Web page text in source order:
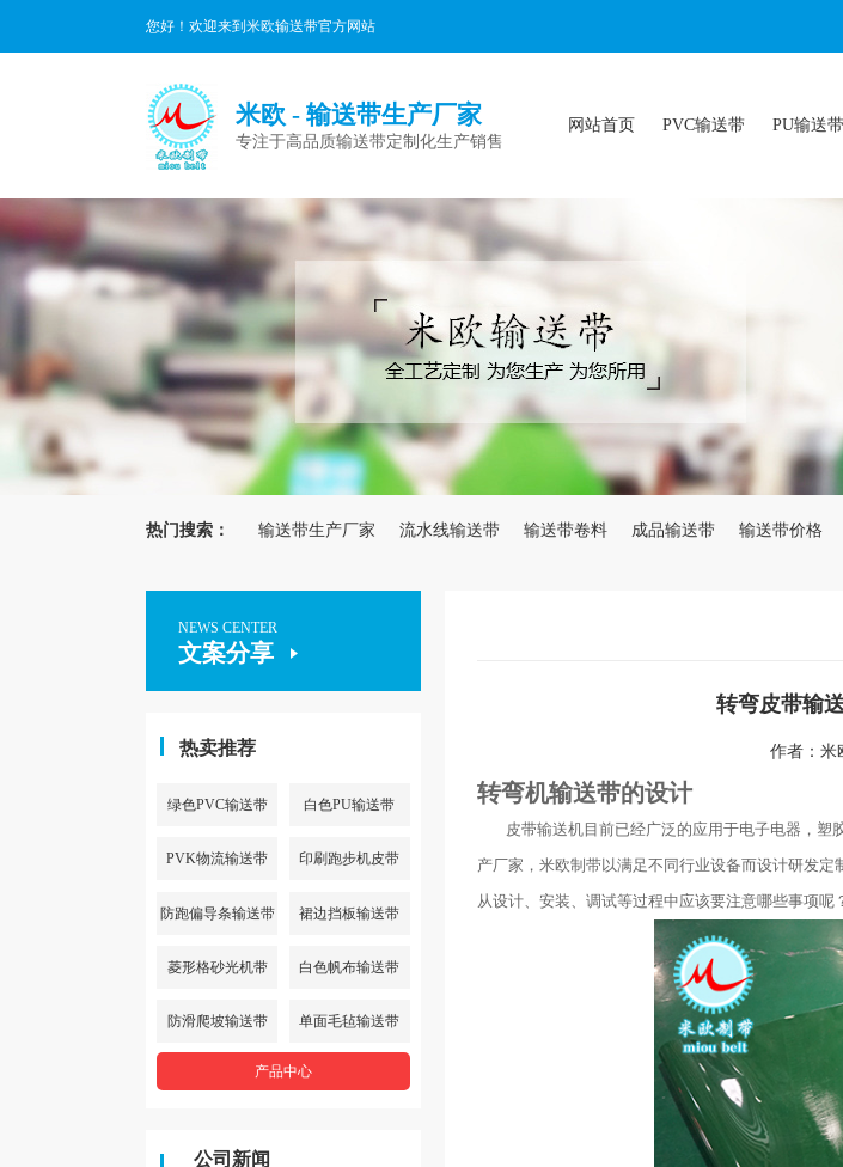
您好！欢迎来到米欧输送带官方网站
米欧 - 输送带生产厂家
专注于高品质输送带定制化生产销售
网站首页 PVC输送带 PU输送带
热门搜索： 输送带生产厂家 流水线输送带 输送带卷料 成品输送带 输送带价格
NEWS CENTER
文案分享
热卖推荐
绿色PVC输送带 白色PU输送带
PVK物流输送带 印刷跑步机皮带
防跑偏导条输送带 裙边挡板输送带
菱形格砂光机带 白色帆布输送带
防滑爬坡输送带 单面毛毡输送带
产品中心
公司新闻
转弯皮带输
作者： 米
转弯机输送带的设计
皮带输送机目前已经广泛的应用于电子电器，塑
产厂家，米欧制带以满足不同行业设备而设计研发
从设计、安装、调试等过程中应该要注意哪些事项呢